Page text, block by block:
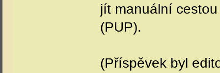
jít manuální
(PUP).
(Příspěvek byl